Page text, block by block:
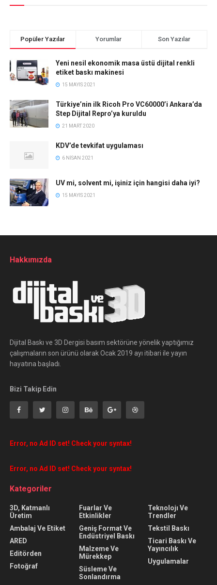
Popüler Yazılar Yorumlar Son Yazılar
Yeni nesil ekonomik masa üstü dijital renkli
etiket baskı makinesi
15 MAYIS 2021
Türkiye’nin ilk Ricoh Pro VC60000’i Ankara’da
Step Dijital Repro’ya kuruldu
21 MART 2020
KDV’de tevkifat uygulaması
6 NISAN 2021
UV mi, solvent mi, işiniz için hangisi daha iyi?
15 MAYIS 2021
Hakkımızda
Dijital Baskı ve 3D Dergisi basım sektörüne yönelik yaptığımız
çalışmaların son ürünü olarak Ocak 2019 ayı itibari ile yayın
hayatına başladı.
Bizi Takip Edin
Error, no Ad ID set! Check your syntax!
Error, no Ad ID set! Check your syntax!
Kategoriler
3D, Katmanlı
Üretim
Ambalaj Ve Etiket
ARED
Editörden
Fotoğraf
Fuarlar Ve
Etkinlikler
Geniş Format Ve
Endüstriyel Baskı
Malzeme Ve
Mürekkep
Süsleme Ve
Sonlandırma
Teknolojı Ve
Trendler
Tekstil Baskı
Ticari Baskı Ve
Yayıncılık
Uygulamalar